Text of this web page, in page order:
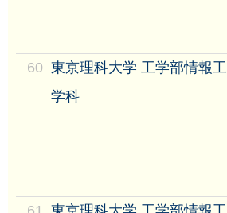
60 東京理科大学 工学部情報工
学科